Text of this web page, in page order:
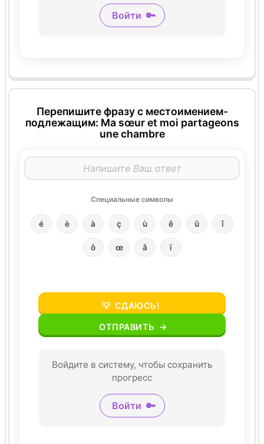
Войти 🔑
Перепишите фразу с местоимением-
подлежащим: Ma sœur et moi partageons
une chambre
Специальные символы
é è à ç ù ê û î
ô œ â ï
💡 СДАЮСЬ!
ОТПРАВИТЬ →
Войдите в систему, чтобы сохранить
прогресс
Войти 🔑